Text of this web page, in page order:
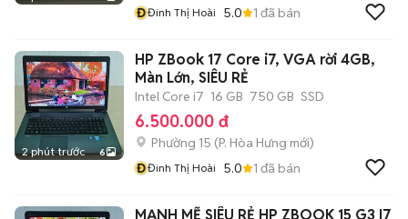
ĐĐinh Thị Hoài 5.0 1 đã bán
2 phút trước 6
HP ZBook 17 Core i7, VGA rời 4GB,
Màn Lớn, SIÊU RẺ
Intel Core i7 16 GB 750 GB SSD
6.500.000 đ
Phường 15 (P. Hòa Hưng mới)
ĐĐinh Thị Hoài 5.0 1 đã bán
MẠNH MẼ SIÊU RẺ HP ZBOOK 15 G3 I7